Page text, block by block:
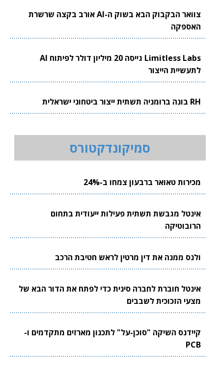
צוואר הבקבוק הבא בשוק ה-AI אורב בקצה שרשרת
האספקה
Limitless Labs גייסה 20 מיליון דולר לפיתוח AI
לתעשיית הייצור
RH בונה ברומניה תשתית ייצור ביטחוני ישראלית
סמיקונדקטורס
מכירות טאואר ברבעון צמחו ב-24%
אינטל מגבשת תשתית פעילות ייעודית בתחום
הרובוטיקה
ולנס ממנה את דין מרטין לראש חטיבת הרכב
אינטל חוברת לחברה סינית כדי לפתח את הדור הבא של
מצעי הזכוכית לשבבים
קיידנס השיקה "סוכן-על" לתכנון מארזים מתקדמים ו-
PCB